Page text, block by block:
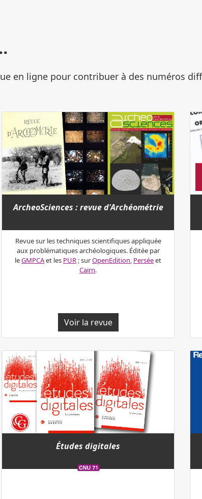
en ligne pour contribuer à des numéros
ArcheoSciences : revue d'Archéométrie
Revue sur les techniques scientifiques appliquée
aux problématiques archéologiques. Éditée par
leGMPCAet les PUR ; surOpenEdition, Perséeet
Cairn.
Voir la revue
Études digitales